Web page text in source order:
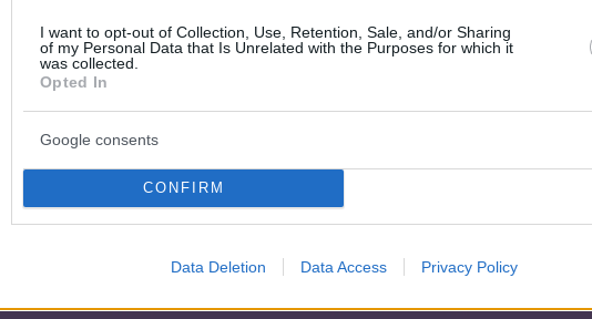
I want to opt-out of Collection, Use, Retention, Sale, and/or Sharing
of my Personal Data that Is Unrelated with the Purposes for which it
was collected.
Opted In
Google consents
CONFIRM
Data Deletion Data Access Privacy Policy